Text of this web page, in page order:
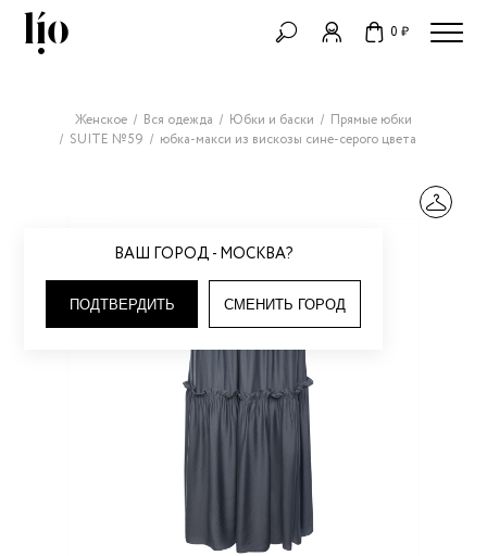
0 ₽
ВАШ ГОРОД - МОСКВА?
ПОДТВЕРДИТЬ СМЕНИТЬ ГОРОД
Женское Вся одежда Юбки и баски
Прямые юбки
SUITE №59
юбка-макси из вискозы сине-серого цвета